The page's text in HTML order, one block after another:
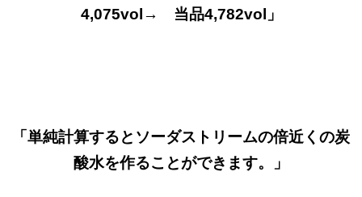
4,075vol→ 当品4,782vol」
「単純計算するとソーダストリームの倍近くの炭
酸水を作ることができます。」